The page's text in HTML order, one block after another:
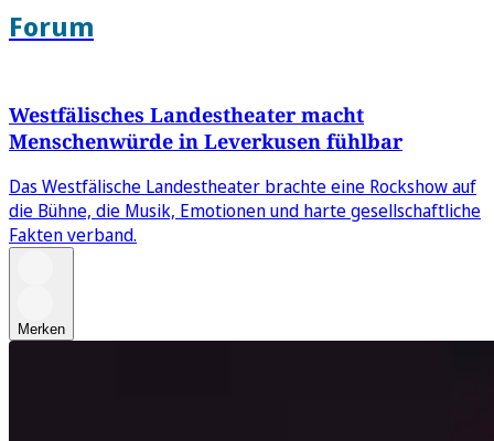
Forum
Westfälisches Landestheater macht
Menschenwürde in Leverkusen fühlbar
Das Westfälische Landestheater brachte eine Rockshow auf
die Bühne, die Musik, Emotionen und harte gesellschaftliche
Fakten verband.
Merken